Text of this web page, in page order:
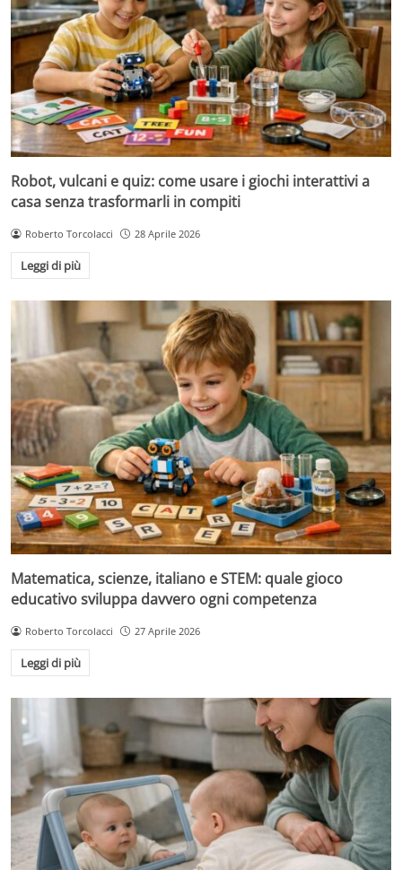
Robot, vulcani e quiz: come usare i giochi interattivi a
casa senza trasformarli in compiti
Roberto Torcolacci 28 Aprile 2026
Leggi di più
Matematica, scienze, italiano e STEM: quale gioco
educativo sviluppa davvero ogni competenza
Roberto Torcolacci 27 Aprile 2026
Leggi di più